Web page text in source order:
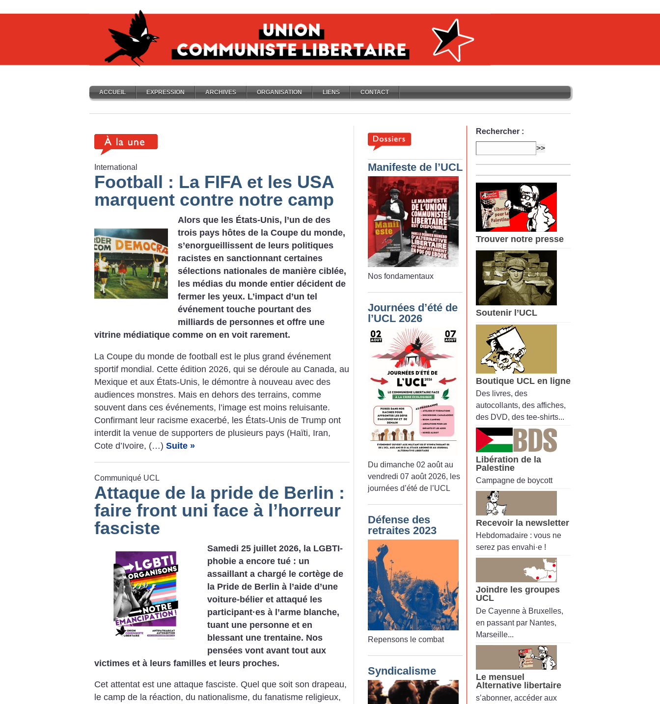
ACCUEIL EXPRESSION ARCHIVES ORGANISATION LIENS CONTACT
International
Football : La FIFA et les USA
marquent contre notre camp
Alors que les États-Unis, l’un de des
trois pays hôtes de la Coupe du monde,
s’enorgueillissent de leurs politiques
racistes en sanctionnant certaines
sélections nationales de manière ciblée,
les médias du monde entier décident de
fermer les yeux. L’impact d’un tel
événement touche pourtant des
milliards de personnes et offre une
vitrine médiatique comme on en voit rarement.
La Coupe du monde de football est le plus grand événement
sportif mondial. Cette édition 2026, qui se déroule au Canada, au
Mexique et aux États-Unis, le démontre à nouveau avec des
audiences ­monstres. Mais en dehors des terrains, comme
souvent dans ces événements, l’image est moins reluisante.
Confirmant leur racisme exacerbé, les États-Unis de Trump ont
interdit la venue de supporters de plusieurs pays (Haïti, Iran,
Cote d’Ivoire, (…) Suite »
Communiqué UCL
Attaque de la pride de Berlin :
faire front uni face à l’horreur
fasciste
Samedi 25 juillet 2026, la LGBTI-
phobie a encore tué : un
assaillant a chargé le cortège de
la Pride de Berlin à l’aide d’une
voiture-bélier et attaqué les
participant·es à l’arme blanche,
tuant une personne et en
blessant une trentaine. Nos
pensées vont avant tout aux
victimes et à leurs familles et leurs proches.
Cet attentat est une attaque fasciste. Quel que soit son drapeau,
le camp de la réaction, du nationalisme, du fanatisme religieux,
Manifeste de l’UCL
Nos fondamentaux
Journées d’été de
l’UCL 2026
Du dimanche 02 août au
vendredi 07 août 2026, les
journées d’été de l’UCL
Défense des
retraites 2023
Repensons le combat
Syndicalisme
Rechercher :
Trouver notre presse
Soutenir l’UCL
Boutique UCL en ligne
Des livres, des
autocollants, des affiches,
des DVD, des tee-shirts...
Libération de la
Palestine
Campagne de boycott
Recevoir la newsletter
Hebdomadaire : vous ne
serez pas envahi·e !
Joindre les groupes
UCL
De Cayenne à Bruxelles,
en passant par Nantes,
Marseille...
Le mensuel
Alternative libertaire
s’abonner, accéder aux